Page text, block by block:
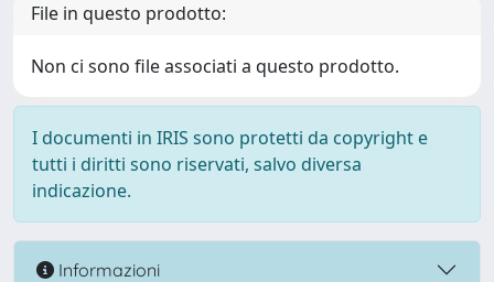
File in questo prodotto:
Non ci sono file associati a questo prodotto.
I documenti in IRIS sono protetti da copyright e
tutti i diritti sono riservati, salvo diversa
indicazione.
Informazioni